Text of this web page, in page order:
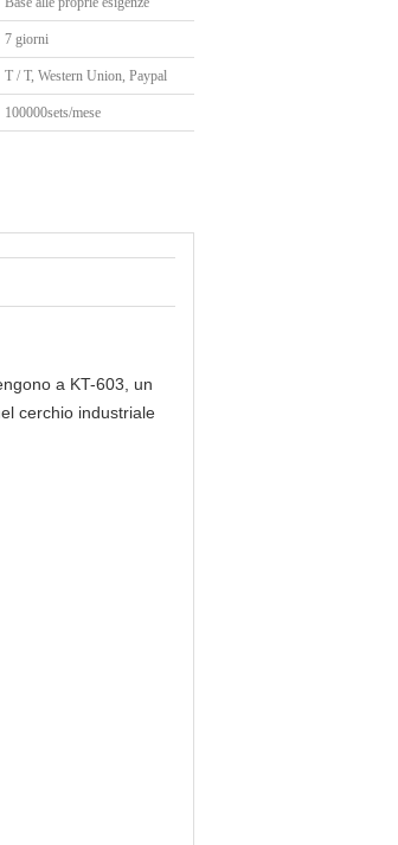
7 giorni
T / T, Western Union, Paypal
100000sets/mese
a KT-603, un
cerchio industriale